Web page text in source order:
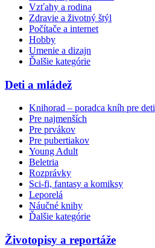
Vzťahy a rodina
Zdravie a životný štýl
Počítače a internet
Hobby
Umenie a dizajn
Ďalšie kategórie
Deti a mládež
Knihorad – poradca kníh pre deti
Pre najmenších
Pre prvákov
Pre pubertiakov
Young Adult
Beletria
Rozprávky
Sci-fi, fantasy a komiksy
Leporelá
Náučné knihy
Ďalšie kategórie
Životopisy a reportáže